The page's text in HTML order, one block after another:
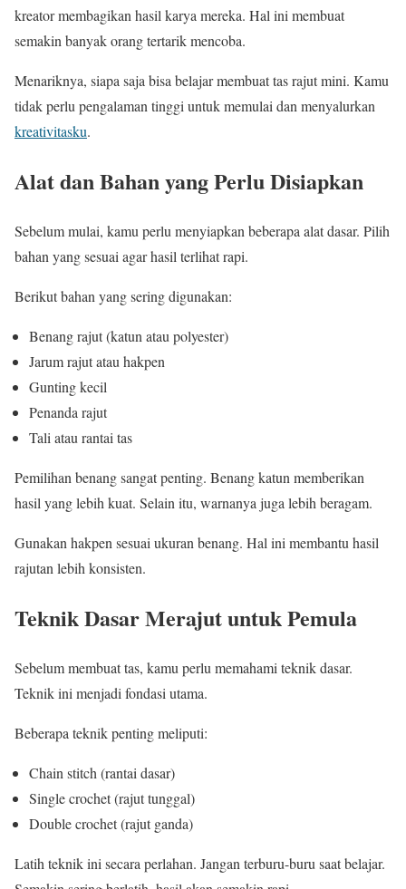
kreator membagikan hasil karya mereka. Hal ini membuat
semakin banyak orang tertarik mencoba.
Menariknya, siapa saja bisa belajar membuat tas rajut mini. Kamu
tidak perlu pengalaman tinggi untuk memulai dan menyalurkan
kreativitasku.
Alat dan Bahan yang Perlu Disiapkan
Sebelum mulai, kamu perlu menyiapkan beberapa alat dasar. Pilih
bahan yang sesuai agar hasil terlihat rapi.
Berikut bahan yang sering digunakan:
Benang rajut (katun atau polyester)
Jarum rajut atau hakpen
Gunting kecil
Penanda rajut
Tali atau rantai tas
Pemilihan benang sangat penting. Benang katun memberikan
hasil yang lebih kuat. Selain itu, warnanya juga lebih beragam.
Gunakan hakpen sesuai ukuran benang. Hal ini membantu hasil
rajutan lebih konsisten.
Teknik Dasar Merajut untuk Pemula
Sebelum membuat tas, kamu perlu memahami teknik dasar.
Teknik ini menjadi fondasi utama.
Beberapa teknik penting meliputi:
Chain stitch (rantai dasar)
Single crochet (rajut tunggal)
Double crochet (rajut ganda)
Latih teknik ini secara perlahan. Jangan terburu-buru saat belajar.